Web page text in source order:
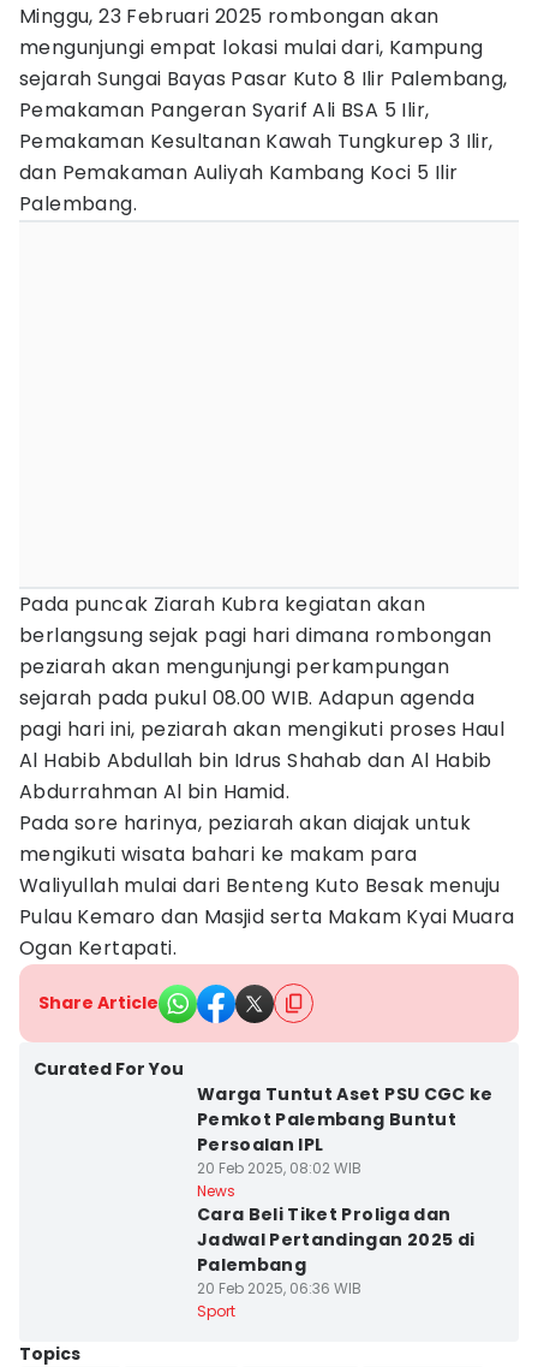
Minggu, 23 Februari 2025 rombongan akan
mengunjungi empat lokasi mulai dari, Kampung
sejarah Sungai Bayas Pasar Kuto 8 Ilir Palembang,
Pemakaman Pangeran Syarif Ali BSA 5 Ilir,
Pemakaman Kesultanan Kawah Tungkurep 3 Ilir,
dan Pemakaman Auliyah Kambang Koci 5 Ilir
Palembang.
Pada puncak Ziarah Kubra kegiatan akan
berlangsung sejak pagi hari dimana rombongan
peziarah akan mengunjungi perkampungan
sejarah pada pukul 08.00 WIB. Adapun agenda
pagi hari ini, peziarah akan mengikuti proses Haul
Al Habib Abdullah bin Idrus Shahab dan Al Habib
Abdurrahman Al bin Hamid.
Pada sore harinya, peziarah akan diajak untuk
mengikuti wisata bahari ke makam para
Waliyullah mulai dari Benteng Kuto Besak menuju
Pulau Kemaro dan Masjid serta Makam Kyai Muara
Ogan Kertapati.
Share Article
Curated For You
Warga Tuntut Aset PSU CGC ke
Pemkot Palembang Buntut
Persoalan IPL
20 Feb 2025, 08:02 WIB
News
Cara Beli Tiket Proliga dan
Jadwal Pertandingan 2025 di
Palembang
20 Feb 2025, 06:36 WIB
Sport
Topics